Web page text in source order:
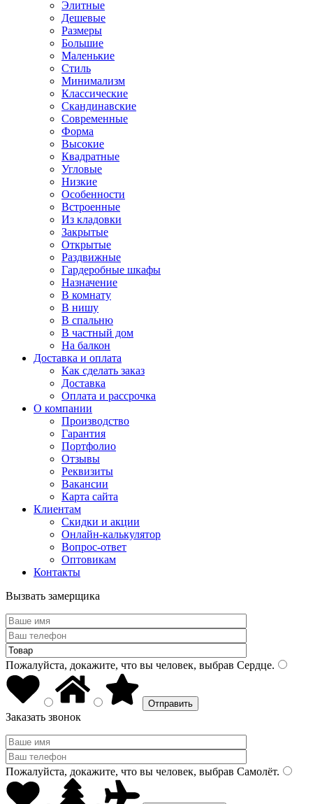
Элитные
Дешевые
Размеры
Большие
Маленькие
Стиль
Минимализм
Классические
Скандинавские
Современные
Форма
Высокие
Квадратные
Угловые
Низкие
Особенности
Встроенные
Из кладовки
Закрытые
Открытые
Раздвижные
Гардеробные шкафы
Назначение
В комнату
В нишу
В спальню
В частный дом
На балкон
Доставка и оплата
Как сделать заказ
Доставка
Оплата и рассрочка
О компании
Производство
Гарантия
Портфолио
Отзывы
Реквизиты
Вакансии
Карта сайта
Клиентам
Скидки и акции
Онлайн-калькулятор
Вопрос-ответ
Оптовикам
Контакты
Вызвать замерщика
Пожалуйста, докажите, что вы человек, выбрав Сердце.
Заказать звонок
Пожалуйста, докажите, что вы человек, выбрав Самолёт.